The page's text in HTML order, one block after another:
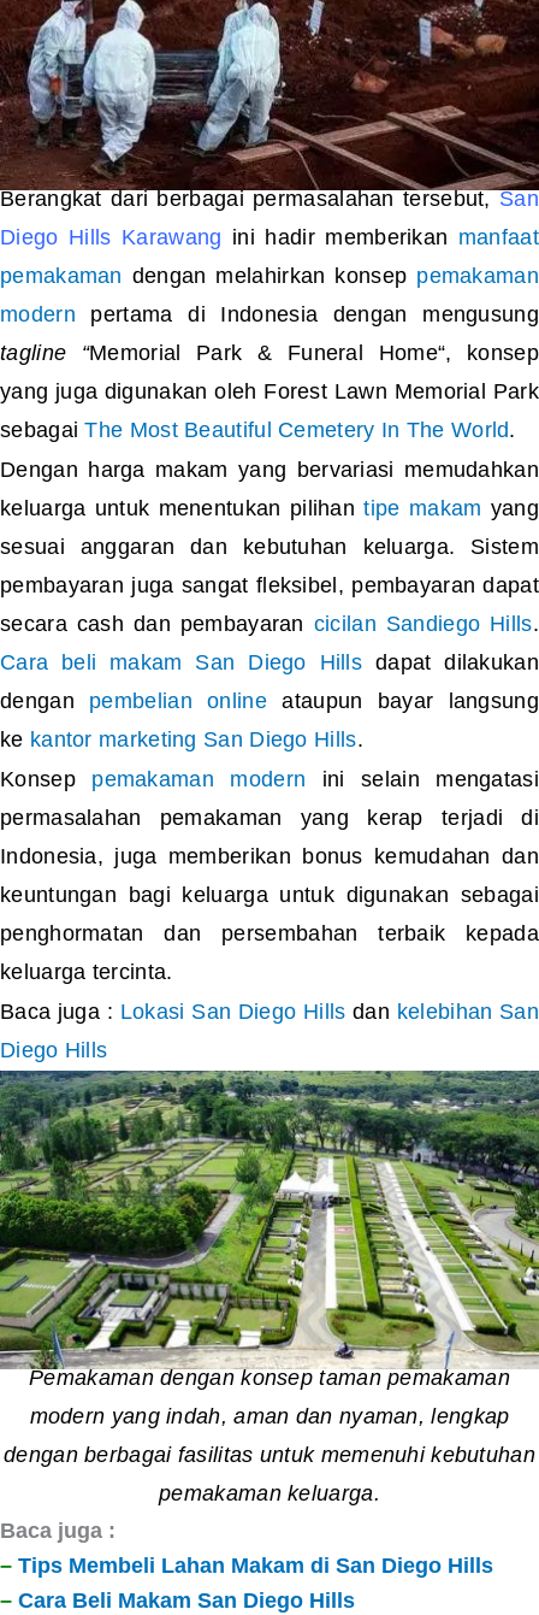
Berangkat dari berbagai permasalahan tersebut,San
Diego Hills Karawang ini hadir memberikan manfaat
pemakaman dengan melahirkan konsep pemakaman
modern pertama di Indonesia dengan mengusung
tagline “Memorial Park & Funeral Home“, konsep
yang juga digunakan oleh Forest Lawn Memorial Park
sebagaiThe Most Beautiful Cemetery In The World.
Dengan harga makam yang bervariasi memudahkan
keluarga untuk menentukan pilihantipe makam yang
sesuai anggaran dan kebutuhan keluarga. Sistem
pembayaran juga sangat fleksibel, pembayaran dapat
secara cash dan pembayaran cicilan Sandiego Hills.
Cara beli makam San Diego Hills dapat dilakukan
dengan pembelian onlineataupun bayar langsung
ke kantor marketing San Diego Hills.
Konsep pemakaman modern ini selain mengatasi
permasalahan pemakaman yang kerap terjadi di
Indonesia, juga memberikan bonus kemudahan dan
keuntungan bagi keluarga untuk digunakan sebagai
penghormatan dan persembahan terbaik kepada
keluarga tercinta.
Baca juga : Lokasi San Diego Hills dan kelebihan San
Diego Hills
Pemakaman dengan konsep taman pemakaman
modern yang indah, aman dan nyaman, lengkap
dengan berbagai fasilitas untuk memenuhi kebutuhan
pemakaman keluarga.
Baca juga :
– Tips Membeli Lahan Makam di San Diego Hills
– Cara Beli Makam San Diego Hills